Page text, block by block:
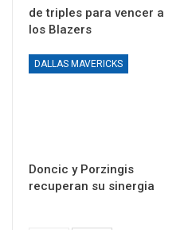
de triples para vencer a
los Blazers
DALLAS MAVERICKS
Doncic y Porzingis
recuperan su sinergia